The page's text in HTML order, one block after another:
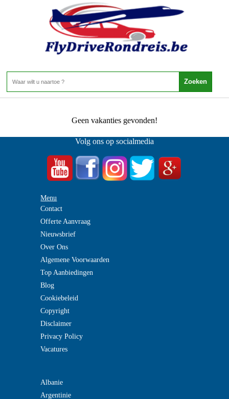
Zuid Afrika - KwaZulu-Natal - Port Elizabeth
Home>
Port Elizabeth 0 Aanbiedingen
Geen vakanties gevonden!
Volg ons op socialmedia
Menu
Contact
Offerte Aanvraag
Nieuwsbrief
Over Ons
Algemene Voorwaarden
Top Aanbiedingen
Blog
Cookiebeleid
Copyright
Disclaimer
Privacy Policy
Vacatures
Albanie
Argentinie